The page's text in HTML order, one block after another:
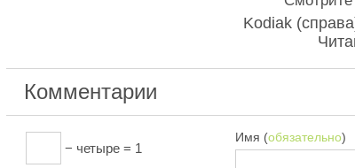
Kodiak
Комментарии
Имя (обязательно)
− четыре = 1